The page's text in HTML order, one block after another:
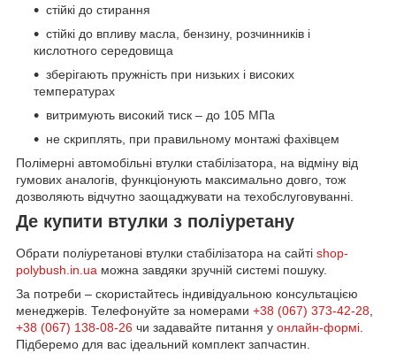
стійкі до стирання
стійкі до впливу масла, бензину, розчинників і
кислотного середовища
зберігають пружність при низьких і високих
температурах
витримують високий тиск – до 105 МПа
не скриплять, при правильному монтажі фахівцем
Полімерні автомобільні втулки стабілізатора, на відміну від
гумових аналогів, функціонують максимально довго, тож
дозволяють відчутно заощаджувати на техобслуговуванні.
Де купити втулки з поліуретану
Обрати поліуретанові втулки стабілізатора на сайті shop-
polybush.in.ua можна завдяки зручній системі пошуку.
За потреби – скористайтесь індивідуальною консультацією
менеджерів. Телефонуйте за номерами +38 (067) 373-42-28
+38 (067) 138-08-26 чи задавайте питання у онлайн-формі
Підберемо для вас ідеальний комплект запчастин.